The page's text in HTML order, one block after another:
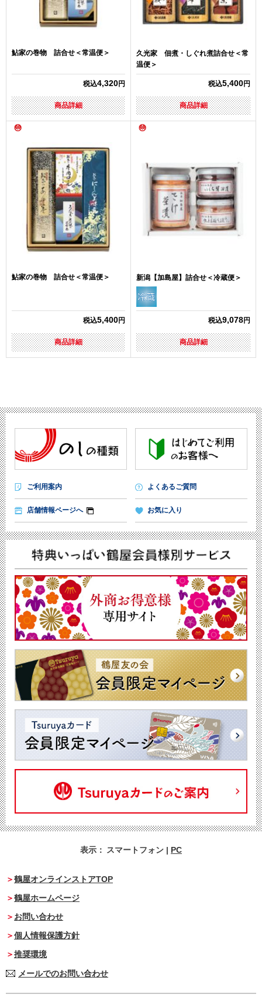
鮎家の巻物 詰合せ＜常温便＞
税込4,320円
商品詳細
久光家 佃煮・しぐれ煮詰合せ＜常
温便＞
税込5,400円
商品詳細
鮎家の巻物 詰合せ＜常温便＞
税込5,400円
商品詳細
新潟【加島屋】詰合せ＜冷蔵便＞
税込9,078円
商品詳細
ご利用案内 よくあるご質問
店舗情報ページへ お気に入り
表示： スマートフォン | PC
鶴屋オンラインストアTOP
鶴屋ホームページ
お問い合わせ
個人情報保護方針
推奨環境
メールでのお問い合わせ